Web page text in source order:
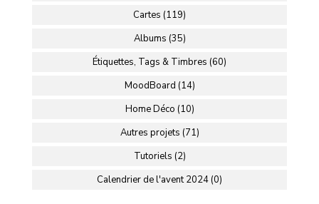
Cartes (119)
Albums (35)
Étiquettes, Tags & Timbres (60)
MoodBoard (14)
Home Déco (10)
Autres projets (71)
Tutoriels (2)
Calendrier de l'avent 2024 (0)